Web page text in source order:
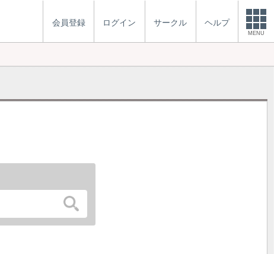
会員登録 ログイン サークル ヘルプ
MENU